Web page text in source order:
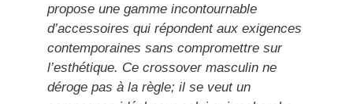
propose une gamme incontournable
d’accessoires qui répondent aux exigences
contemporaines sans compromettre sur
l’esthétique. Ce crossover masculin ne
déroge pas à la règle; il se veut un